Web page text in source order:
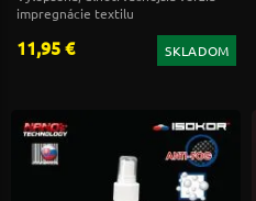
impregnácie textilu
11,95 € SKLADOM